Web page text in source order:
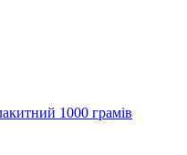
1000 грамів